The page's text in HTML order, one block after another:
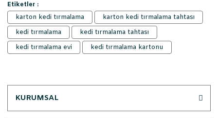
Etiketler :
karton kedi tırmalama
karton kedi tırmalama tahtası
kedi tırmalama
kedi tırmalama tahtası
kedi tırmalama evi
kedi tırmalama kartonu
KURUMSAL